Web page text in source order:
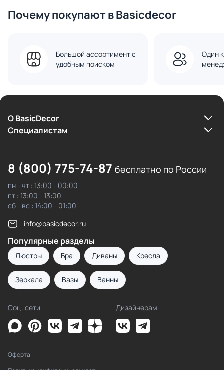
Почему покупают в Basicdecor
Большой ассортимент с
удобным поиском
Один
О BasicDecor
Cпециалистам
8 (800) 775-74-87 бесплатно по России
пн - чт : 13:00 - 00:00
пт : 13:00 - 13:00
сб - вс : 14:00 - 01:00
info@basicdecor.ru
Популярные разделы
Люстры Бра Диваны Кресла
Зеркала Вазы Ванны
Соц. сети Дизайнерам
Оферта